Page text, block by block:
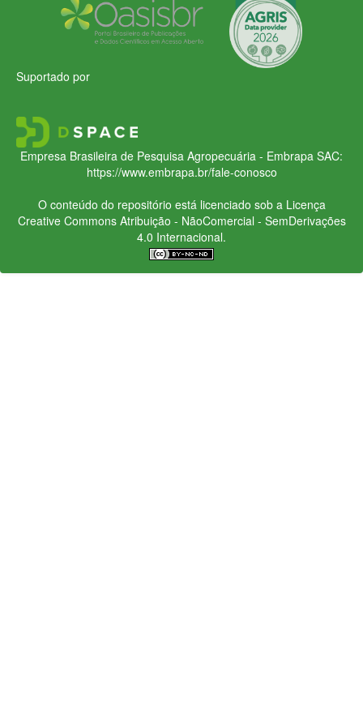
Suportado por
Empresa Brasileira de Pesquisa Agropecuária - Embrapa SAC:
https://www.embrapa.br/fale-conosco
O conteúdo do repositório está licenciado sob a Licença
Creative CommonsAtribuição - NãoComercial - SemDerivações
4.0 Internacional.